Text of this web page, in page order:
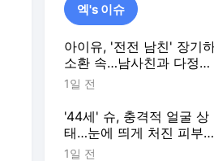
엑's 이슈
아이유, '전전 남친' 장기
소환 속…남사친과 다정한
투샷 "늘 든든" [엑's 이슈]
1일 전
'44세' 슈, 충격적 얼굴 상
태…눈에 띄게 처진 피부
"손 봐야 할 데 많아" [엑's
1일 전